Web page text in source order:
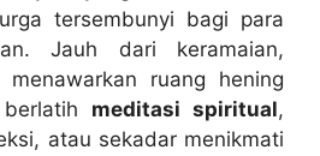
tersembunyi bagi para
Jauh dari keramaian,
ruang hening
meditasi spiritual,
atau sekadar menikmati